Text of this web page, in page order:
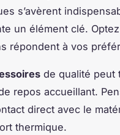
s’avèrent
un élément clé.
répondent à vos
de qualité peut
repos accueillant.
direct avec le
thermique.